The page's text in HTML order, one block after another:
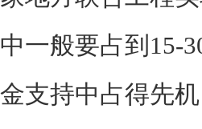
中一般要占到15-
金支持中占得先机